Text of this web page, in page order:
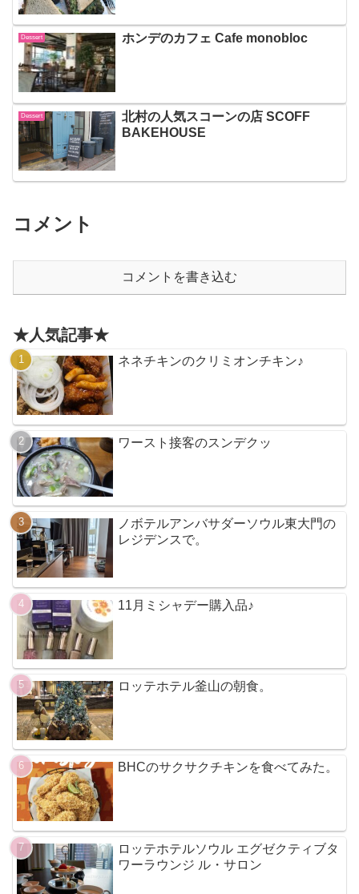
Dessert ホンデのカフェ Cafe monobloc
Dessert
北村の人気スコーンの店 SCOFF
BAKEHOUSE
コメント
コメントを書き込む
★人気記事★
ネネチキンのクリミオンチキン♪
ワースト接客のスンデクッ
ノボテルアンバサダーソウル東大門の
レジデンスで。
11月ミシャデー購入品♪
ロッテホテル釜山の朝食。
BHCのサクサクチキンを食べてみた。
ロッテホテルソウル エグゼクティブタ
ワーラウンジ ル・サロン